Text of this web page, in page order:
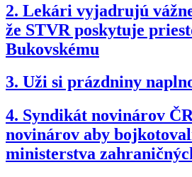
2. Lekári vyjadrujú
že STVR poskytuje
Bukovskému
3. Uži si prázdniny
4. Syndikát novinárov
novinárov aby
ministerstva